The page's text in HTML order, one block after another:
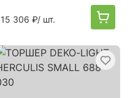
15 306 ₽/ шт.